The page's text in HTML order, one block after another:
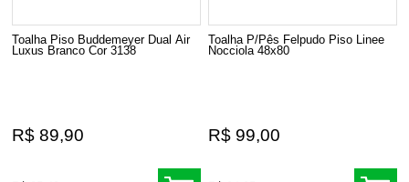
Toalha Piso Buddemeyer Dual Air
Luxus Branco Cor 3138
R$ 89,90
Toalha P/Pês Felpudo Piso Linee
Nocciola 48x80
R$ 99,00